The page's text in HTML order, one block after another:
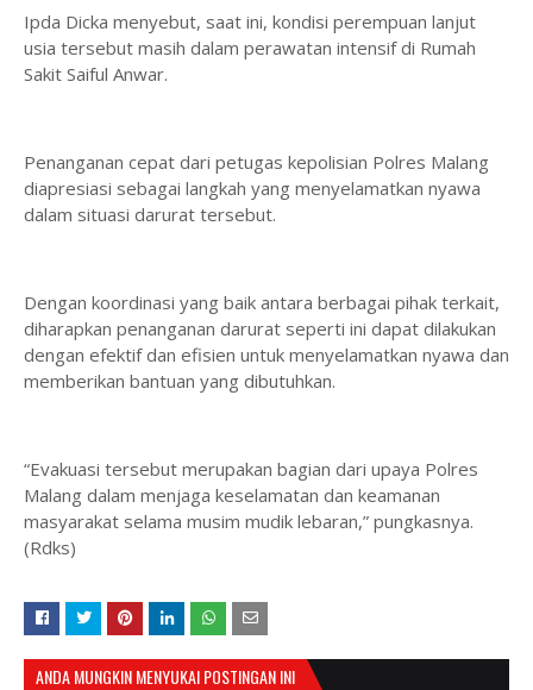
Ipda Dicka menyebut, saat ini, kondisi perempuan lanjut
usia tersebut masih dalam perawatan intensif di Rumah
Sakit Saiful Anwar.
Penanganan cepat dari petugas kepolisian Polres Malang
diapresiasi sebagai langkah yang menyelamatkan nyawa
dalam situasi darurat tersebut.
Dengan koordinasi yang baik antara berbagai pihak terkait,
diharapkan penanganan darurat seperti ini dapat dilakukan
dengan efektif dan efisien untuk menyelamatkan nyawa dan
memberikan bantuan yang dibutuhkan.
“Evakuasi tersebut merupakan bagian dari upaya Polres
Malang dalam menjaga keselamatan dan keamanan
masyarakat selama musim mudik lebaran,” pungkasnya.
(Rdks)
ANDA MUNGKIN MENYUKAI POSTINGAN INI